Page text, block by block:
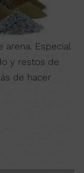
arena. Especial
y restos de
de hacer